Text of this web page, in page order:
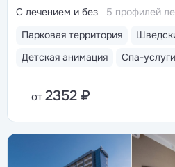
Парковая территория
Детская анимация
Спа-услуги
С лечением и без 5 профилей
от 2352 ₽